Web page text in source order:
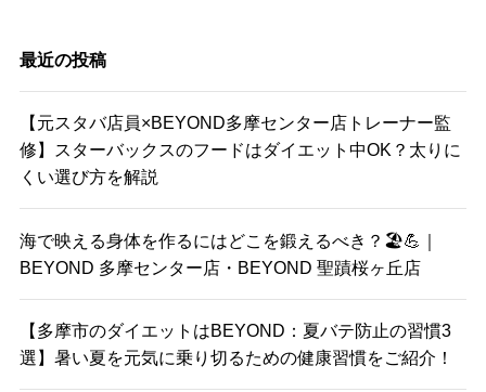
最近の投稿
【元スタバ店員×BEYOND多摩センター店トレーナー監
修】スターバックスのフードはダイエット中OK？太りに
くい選び方を解説
海で映える身体を作るにはどこを鍛えるべき？🏖️💪｜
BEYOND 多摩センター店・BEYOND 聖蹟桜ヶ丘店
【多摩市のダイエットはBEYOND：夏バテ防止の習慣3
選】暑い夏を元気に乗り切るための健康習慣をご紹介！